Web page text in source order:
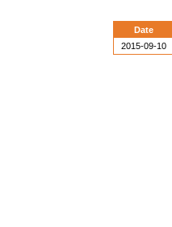
Date
2015-09-10